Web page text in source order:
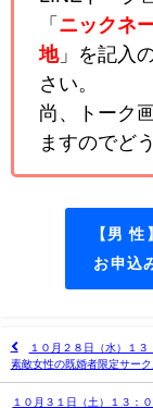
「 ニックネ
地」を記入
さい。
尚、トーク
ますのでど
【男 性
お申込
１０月２８日（水）１
素敵女性の既婚者限定サーク
１０月３１日（土）１３：